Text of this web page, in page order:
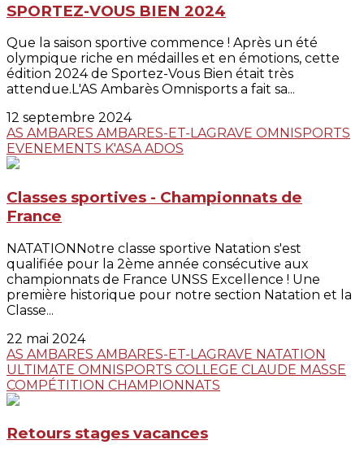
SPORTEZ-VOUS BIEN 2024
Que la saison sportive commence ! Après un été
olympique riche en médailles et en émotions, cette
édition 2024 de Sportez-Vous Bien était très
attendue.L'AS Ambarès Omnisports a fait sa...
12 septembre 2024
AS AMBARES AMBARES-ET-LAGRAVE OMNISPORTS
EVENEMENTS K'ASA ADOS
Classes sportives - Championnats de
France
NATATIONNotre classe sportive Natation s'est
qualifiée pour la 2ème année consécutive aux
championnats de France UNSS Excellence ! Une
première historique pour notre section Natation et la
Classe...
22 mai 2024
AS AMBARES AMBARES-ET-LAGRAVE NATATION
ULTIMATE OMNISPORTS COLLEGE CLAUDE MASSE
COMPÉTITION CHAMPIONNATS
Retours stages vacances